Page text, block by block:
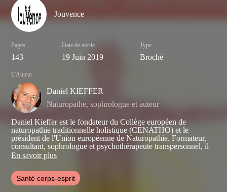
Jouvence
Pages
143
Date de sortie
19 Juin 2019
Type
Broché
L'Auteur
Daniel KIEFFER
Naturopathe, sophrologue et auteur
Daniel Kieffer est le fondateur du Collège européen de
naturopathie traditionnelle holistique (CENATHO) et le
président de l'Union européenne de Naturopathie. Formateur,
consultant, sophrologue et psychothérapeute transpersonnel, il
anime depuis 1976 des conférences et des stages afin de
populariser le concept de médecine intégrative et surtout
l'enseignement de la santé naturelle holistique, auquel il
consacre sa vie. Il est également auteur aux Éditions Jouvence
de "Naturopathie pratique", de "La Détox holistique" et de
En savoir plus
Santé corps-esprit